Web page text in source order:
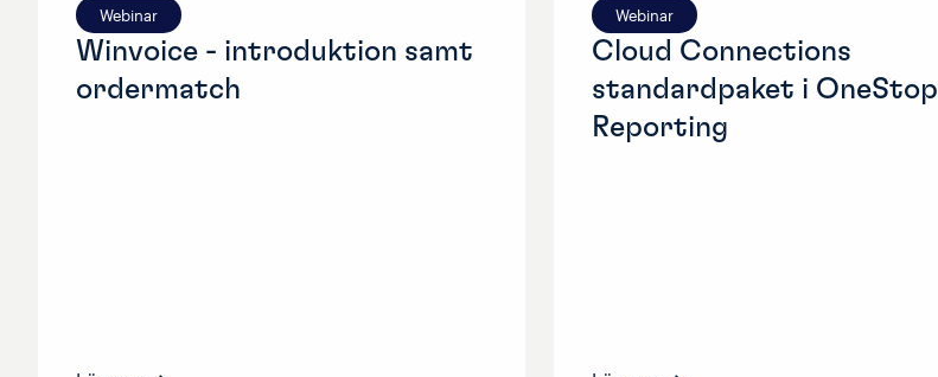
Webinar
Winvoice - introduktion samt
ordermatch
Webinar
Cloud Connections
standardpaket i OneStop
Reporting